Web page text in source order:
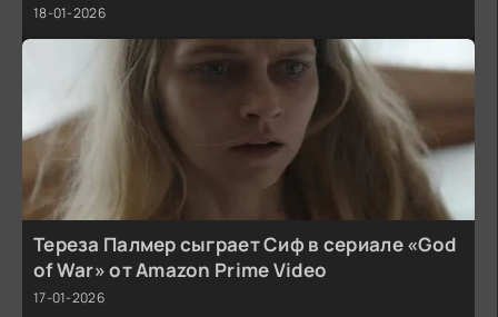
18-01-2026
Тереза Палмер сыграет Сиф в сериале «God
of War» от Amazon Prime Video
17-01-2026